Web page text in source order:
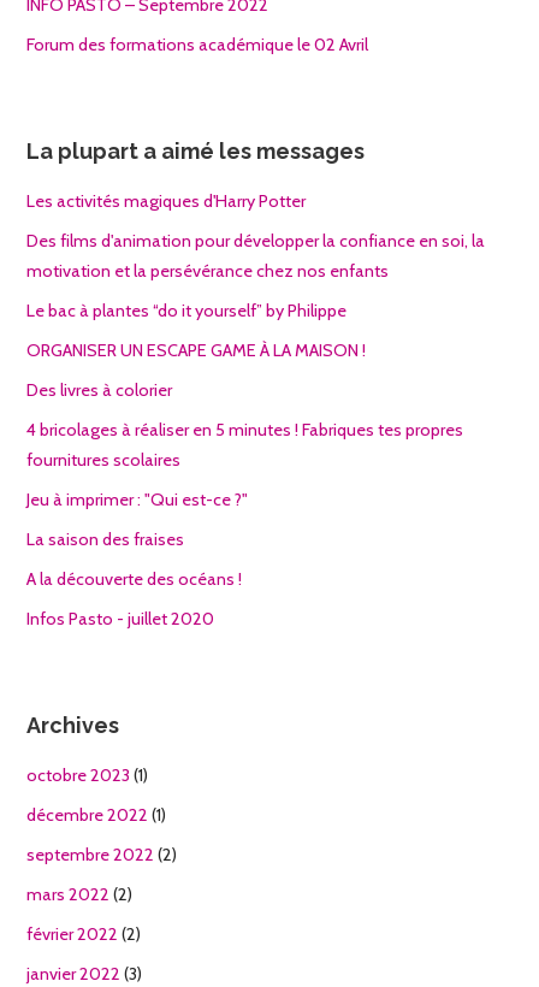
INFO PASTO – Septembre 2022
Forum des formations académique le 02 Avril
La plupart a aimé les messages
Les activités magiques d'Harry Potter
Des films d'animation pour développer la confiance en soi, la
motivation et la persévérance chez nos enfants
Le bac à plantes “do it yourself” by Philippe
ORGANISER UN ESCAPE GAME À LA MAISON !
Des livres à colorier
4 bricolages à réaliser en 5 minutes ! Fabriques tes propres
fournitures scolaires
Jeu à imprimer : "Qui est-ce ?"
La saison des fraises
A la découverte des océans !
Infos Pasto - juillet 2020
Archives
octobre 2023 (1)
décembre 2022 (1)
septembre 2022 (2)
mars 2022 (2)
février 2022 (2)
janvier 2022 (3)